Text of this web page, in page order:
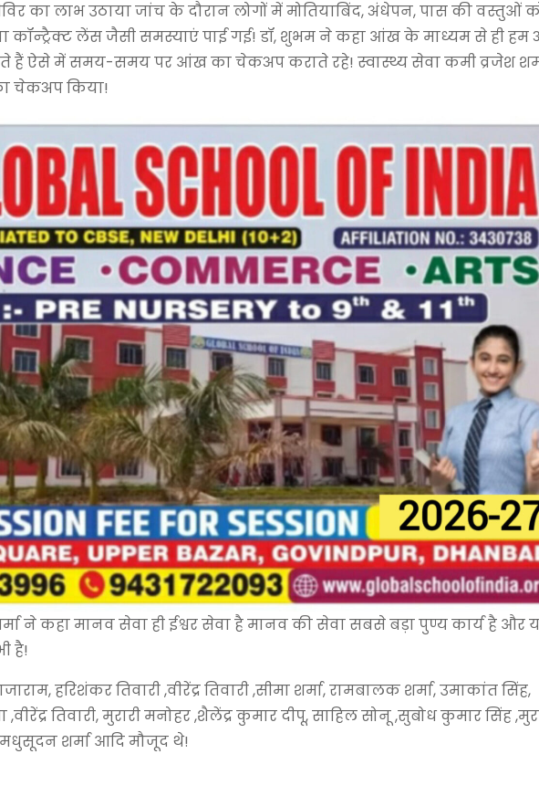
का लाभ उठाया जांच के दौरान लोगों में मोतियाबिंद, अंधेपन, पास की वस्तुओं
कॉन्ट्रैक्ट लेंस जैसी समस्याएं पाई गई! डॉ, शुभम ने कहा आंख के माध्यम से ही हम
हैं ऐसे में समय-समय पर आंख का चेकअप कराते रहे! स्वास्थ्य सेवा कमी व्रजेश
चेकअप किया!
शर्मा ने कहा मानव सेवा ही ईश्वर सेवा है मानव की सेवा सबसे बड़ा पुण्य कार्य है और
है!
हरिशंकर तिवारी ,वीरेंद्र तिवारी ,सीमा शर्मा, रामबालक शर्मा, उमाकांत सिंह,
तिवारी, मुरारी मनोहर ,शैलेंद्र कुमार दीपू, साहिल सोनू ,सुबोध कुमार सिंह
शर्मा आदि मौजूद थे!